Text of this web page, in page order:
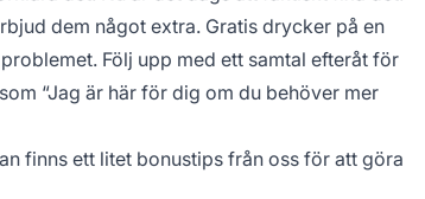
dem något extra. Gratis drycker på en
Följ upp med ett samtal efteråt för
“Jag är här för dig om du behöver mer
finns ett litet bonustips från oss för att göra